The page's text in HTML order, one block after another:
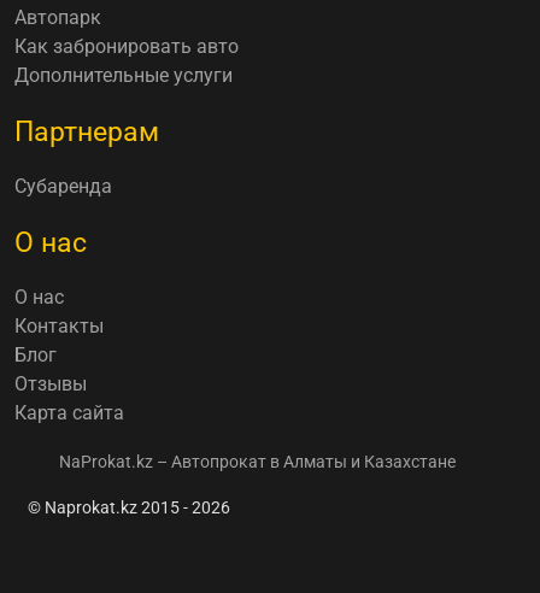
Автопарк
Как забронировать авто
Дополнительные услуги
Партнерам
Субаренда
О нас
О нас
Контакты
Блог
Отзывы
Карта сайта
NaProkat.kz – Автопрокат в Алматы и Казахстане
© Naprokat.kz 2015 - 2026